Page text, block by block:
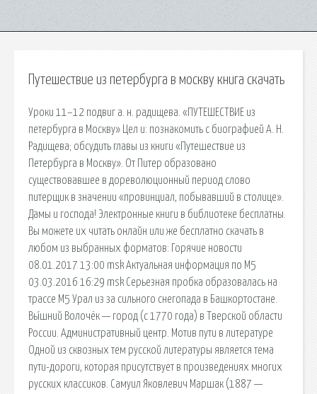
Путешествие из петербурга в москву книга скачать
Уроки 11–12 подвиг а. н. радищева. «ПУТЕШЕСТВИЕ из
петербурга в Москву» Цел и: познакомить с биографией А. Н.
Радищева; обсудить главы из книги «Путешествие из
Петербурга в Москву». От Питер образовано
существовавшее в дореволюционный период слово
питерщик в значении «провинциал, побывавший в столице».
Дамы и господа! Электронные книги в библиотеке бесплатны.
Вы можете их читать онлайн или же бесплатно скачать в
любом из выбранных форматов: Горячие новости
08.01.2017 13:00 msk Актуальная информация по М5
03.03.2016 16:29 msk Серьезная пробка образовалась на
трассе М5 Урал из за сильного снегопада в Башкортостане.
Вы́шний Волочёк — город (с 1770 года) в Тверской области
России. Административный центр. Мотив пути в литературе
Одной из сквозных тем русской литературы является тема
пути-дороги, которая присутствует в произведениях многих
русских классиков. Самуил Яковлевич Маршак (1887 —